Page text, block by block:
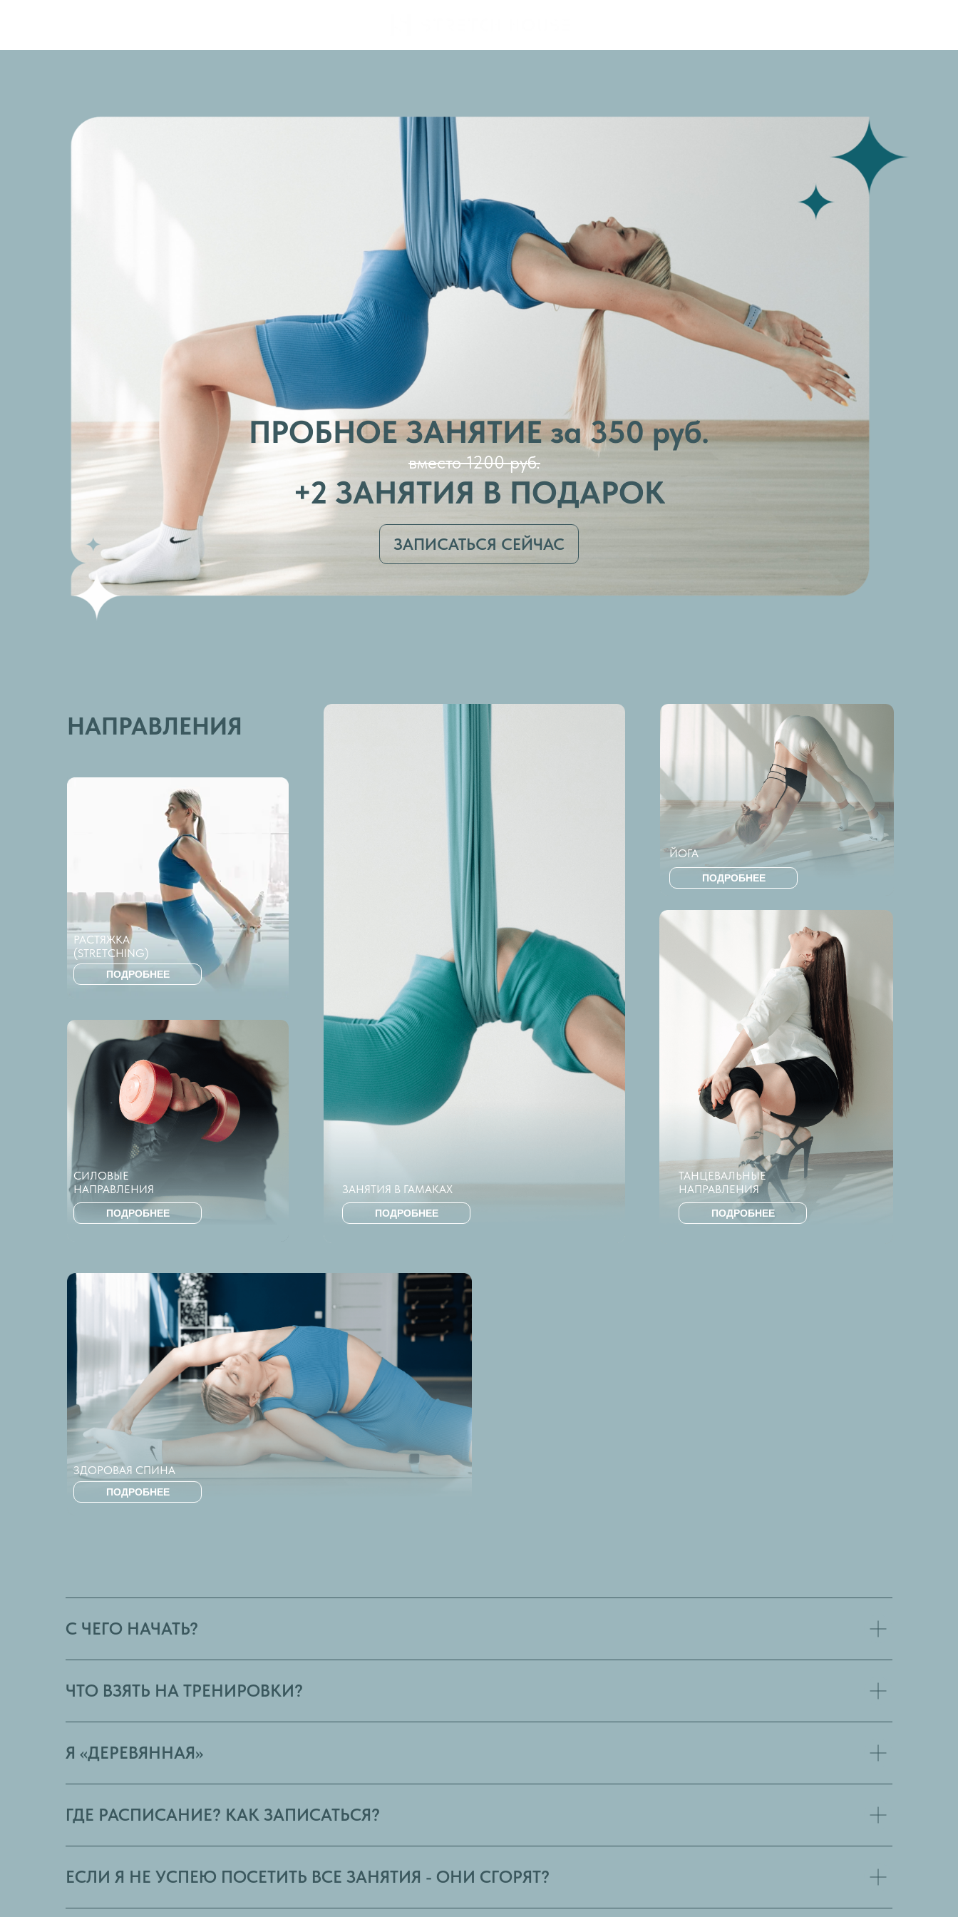
ПРОБНОЕ ЗАНЯТИЕ за 350 руб.
+2 ЗАНЯТИЯ В ПОДАРОК
вместо 1200 руб.
ЗАПИСАТЬСЯ СЕЙЧАС
НАПРАВЛЕНИЯ
РАСТЯЖКА
(STRETCHING)
СИЛОВЫЕ
НАПРАВЛЕНИЯ
ПОДРОБНЕЕ
ПОДРОБНЕЕ
ЗАНЯТИЯ В ГАМАКАХ
ПОДРОБНЕЕ
ЗДОРОВАЯ СПИНА
ПОДРОБНЕЕ
ТАНЦЕВАЛЬНЫЕ
НАПРАВЛЕНИЯ
ПОДРОБНЕЕ
ЙОГА
ПОДРОБНЕЕ
С ЧЕГО НАЧАТЬ?
ЧТО ВЗЯТЬ НА ТРЕНИРОВКИ?
Я «ДЕРЕВЯННАЯ»
ГДЕ РАСПИСАНИЕ? КАК ЗАПИСАТЬСЯ?
ЕСЛИ Я НЕ УСПЕЮ ПОСЕТИТЬ ВСЕ ЗАНЯТИЯ - ОНИ СГОРЯТ?